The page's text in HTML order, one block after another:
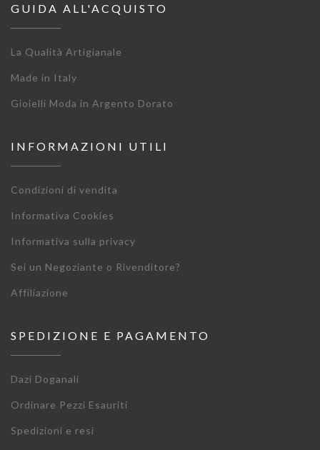
GUIDA ALL'ACQUISTO
La Qualità Artigianale
Made in Italy
Gioielli Moda in Argento Dorato
INFORMAZIONI UTILI
Condizioni di vendita
Informativa Cookies
Informativa sulla privacy
Sei un Negoziante o Rivenditore?
Affiliazione
SPEDIZIONE E PAGAMENTO
Dazi Doganali
Ordinare Pezzi Esauriti
Spedizioni e resi